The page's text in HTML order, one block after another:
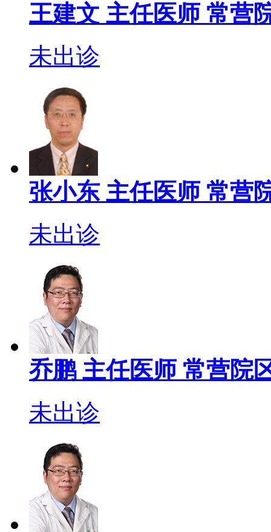
王建文 主任医师 常营
未出诊
张小东 主任医师 常营
未出诊
乔鹏 主任医师 常营院
未出诊